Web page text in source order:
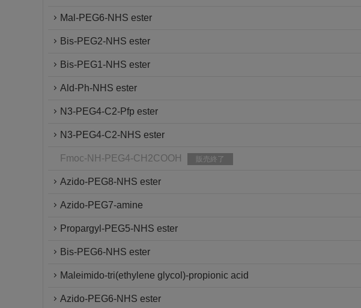
Mal-PEG6-NHS ester
Bis-PEG2-NHS ester
Bis-PEG1-NHS ester
Ald-Ph-NHS ester
N3-PEG4-C2-Pfp ester
N3-PEG4-C2-NHS ester
Fmoc-NH-PEG4-CH2COOH 販売終了
Azido-PEG8-NHS ester
Azido-PEG7-amine
Propargyl-PEG5-NHS ester
Bis-PEG6-NHS ester
Maleimido-tri(ethylene glycol)-propionic acid
Azido-PEG6-NHS ester